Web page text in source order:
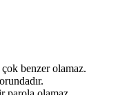
benzer olamaz.